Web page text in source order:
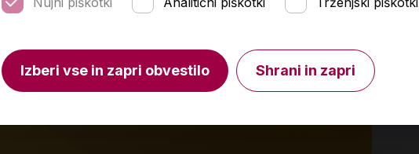
.
Preverite zalogo v poslovalnicah.
Izberi vse in zapri obvestilo Shrani in zapri